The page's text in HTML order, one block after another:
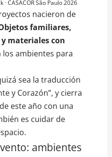
· CASACOR São Paulo 2026
nacieron de
familiares,
materiales con
ambientes para
sea la traducción
y Corazón”, y cierra
este año con una
es cuidar de
ambientes